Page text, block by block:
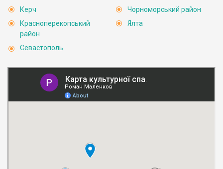
Керч
Красноперекопський
район
Севастополь
Чорноморський район
Ялта